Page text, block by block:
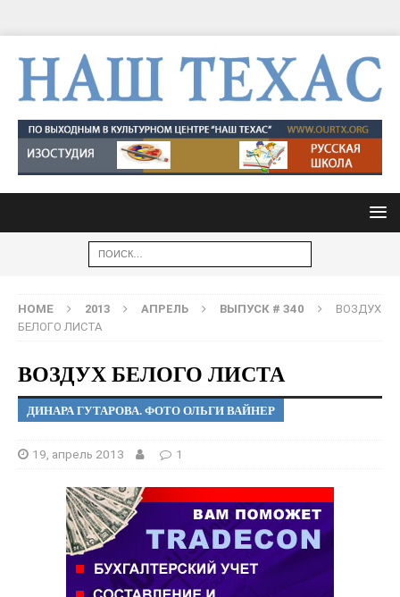
HOME 2013 АПРЕЛЬ ВЫПУСК # 340
ВОЗДУХ
БЕЛОГО ЛИСТА
ВОЗДУХ БЕЛОГО ЛИСТА
ДИНАРА ГУТАРОВА. ФОТО ОЛЬГИ ВАЙНЕР
19, апрель 2013 1